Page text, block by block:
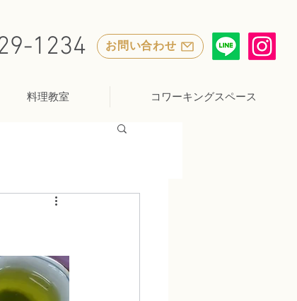
1234 お問い合わせ
料理教室 コワーキングスペース